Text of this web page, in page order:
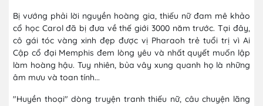
Bị vướng phải lời nguyền hoàng gia, thiếu nữ đam mê khảo
cổ học Carol đã bị đưa về thế giới 3000 năm trước. Tại đây,
cô gái tóc vàng xinh đẹp được vị Pharaoh trẻ tuổi trị vì Ai
Cập cổ đại Memphis đem lòng yêu và nhất quyết muốn lập
làm hoàng hậu. Tuy nhiên, bủa vây xung quanh họ là những
âm mưu và toan tính...
"Huyền thoại" dòng truyện tranh thiếu nữ, câu chuyện lãng